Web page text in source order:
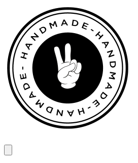
indhold